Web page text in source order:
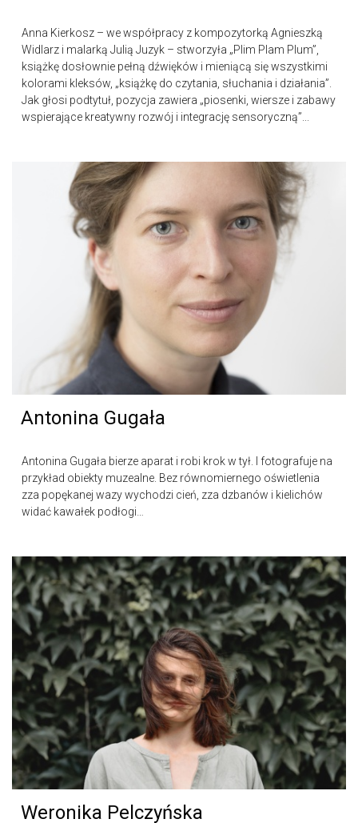
Anna Kierkosz – we współpracy z kompozytorką Agnieszką
Widlarz i malarką Julią Juzyk – stworzyła „Plim Plam Plum”,
książkę dosłownie pełną dźwięków i mieniącą się wszystkimi
kolorami kleksów, „książkę do czytania, słuchania i działania”.
Jak głosi podtytuł, pozycja zawiera „piosenki, wiersze i zabawy
wspierające kreatywny rozwój i integrację sensoryczną”...
Antonina Gugała
Antonina Gugała bierze aparat i robi krok w tył. I fotografuje na
przykład obiekty muzealne. Bez równomiernego oświetlenia
zza popękanej wazy wychodzi cień, zza dzbanów i kielichów
widać kawałek podłogi…
Weronika Pelczyńska